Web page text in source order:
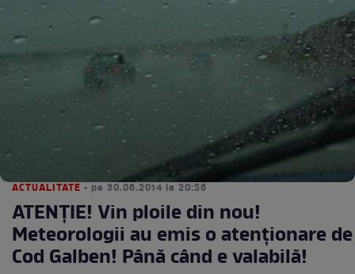
ACTUALITATE • pe 30.06.2014 la 20:56
ATENŢIE! Vin ploile din nou!
Meteorologii au emis o atenţionare de
Cod Galben! Până când e valabilă!